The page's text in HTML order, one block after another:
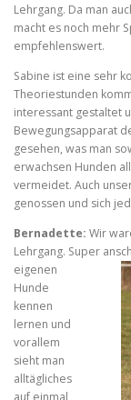
Lehrgang. Da man
macht es noch mehr
empfehlenswert.
Sabine ist eine sehr
Theoriestunden
interessant gestaltet
Bewegungsapparat
gesehen, was man
erwachsen Hunden
vermeidet. Auch
genossen und sich
Bernadette: Wir
Lehrgang. Super
eigenen
Hunde
kennen
lernen und
vorallem
sieht man
alltägliches